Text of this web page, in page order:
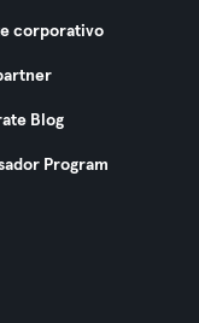
corporativo
Blog
Program